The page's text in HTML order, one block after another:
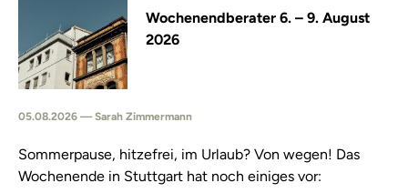
Wochenendberater 6. – 9. August
2026
05.08.2026 — Sarah Zimmermann
Sommerpause, hitzefrei, im Urlaub? Von wegen! Das
Wochenende in Stuttgart hat noch einiges vor: